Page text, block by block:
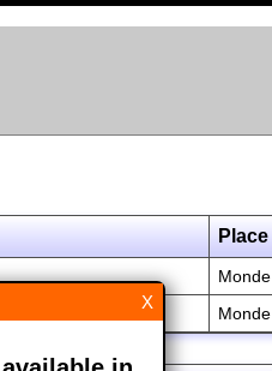
Place
Monde
Monde
X